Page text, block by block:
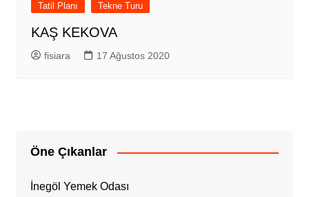
Tatil Planı Tekne Turu
KAŞ KEKOVA
fisiara 17 Ağustos 2020
Öne Çıkanlar
İnegöl Yemek Odası